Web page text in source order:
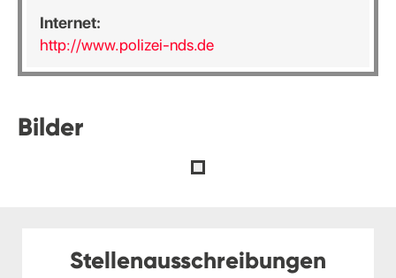
Internet:
http://www.polizei-nds.de
Bilder
Stellenausschreibungen